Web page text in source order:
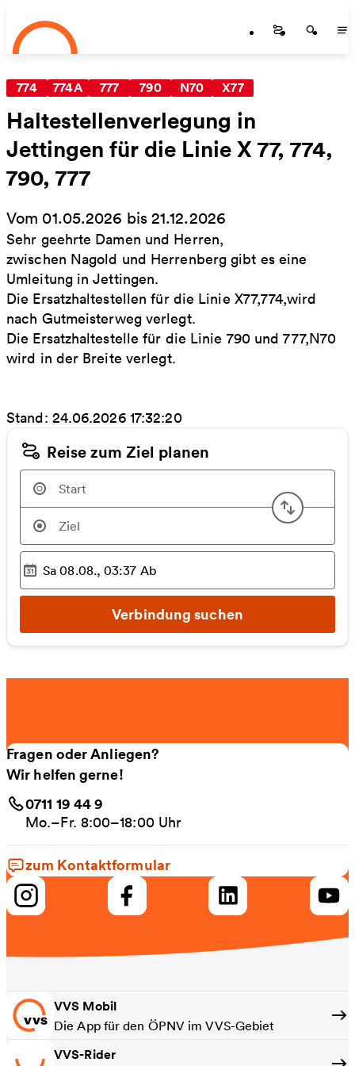
Zum Hauptinhalt springen
Startseite
774 774A 777 790 N70 X77
Haltestellenverlegung in
Jettingen für die Linie X 77, 774,
790, 777
Vom 01.05.2026 bis 21.12.2026
Sehr geehrte Damen und Herren,
zwischen Nagold und Herrenberg gibt es eine
Umleitung in Jettingen.
Die Ersatzhaltestellen für die Linie X77,774,wird
nach Gutmeisterweg verlegt.
Die Ersatzhaltestelle für die Linie 790 und 777,N70
wird in der Breite verlegt.
Stand: 24.06.2026 17:32:20
Reise zum Ziel planen
Start
Ausgewählter Zeitpunkt
Sa 08.08., 03:37 Ab
Verbindung suchen
Fragen oder Anliegen?
Wir helfen gerne!
0711 19 44 9
Mo.–Fr. 8:00–18:00 Uhr
zum Kontaktformular
VVS Mobil
Die App für den ÖPNV im VVS-Gebiet
VVS-Rider